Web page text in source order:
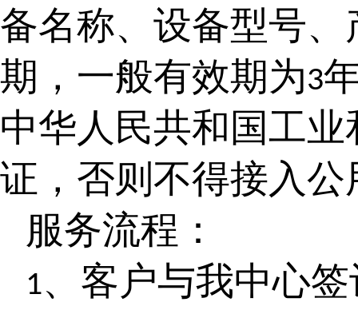
备名称、设备型号
期，一般有效期为3
中华人民共和国工
证，否则不得接入
服务流程：
1、客户与我中心